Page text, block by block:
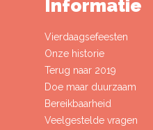
Informatie
Vierdaagsefeesten
Onze historie
Terug naar 2019
Doe maar duurzaam
Bereikbaarheid
Veelgestelde vragen